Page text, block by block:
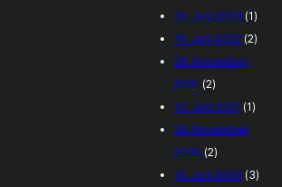
10. Juni 2003 (1)
10. Juni 2002 (2)
28. November
2001 (2)
10. Juni 2001 (1)
28. November
2000 (2)
10. Juni 2000 (3)